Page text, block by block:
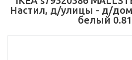
Настил, д/улицы - д/
белый